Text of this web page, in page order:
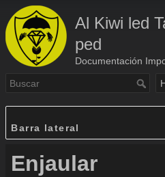
Al Kiwi led
ped
Documentación
Barra lateral
Enjaular